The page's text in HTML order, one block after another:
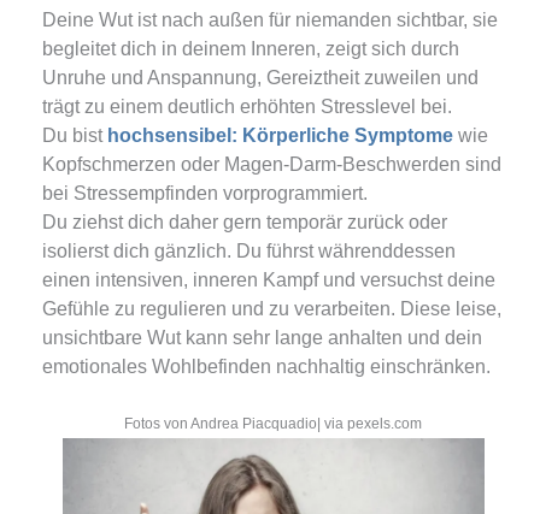
Deine Wut ist nach außen für niemanden sichtbar, sie
begleitet dich in deinem Inneren, zeigt sich durch
Unruhe und Anspannung, Gereiztheit zuweilen und
trägt zu einem deutlich erhöhten Stresslevel bei.
Du bist hochsensibel: Körperliche Symptome wie
Kopfschmerzen oder Magen-Darm-Beschwerden sind
bei Stressempfinden vorprogrammiert.
Du ziehst dich daher gern temporär zurück oder
isolierst dich gänzlich. Du führst währenddessen
einen intensiven, inneren Kampf und versuchst deine
Gefühle zu regulieren und zu verarbeiten. Diese leise,
unsichtbare Wut kann sehr lange anhalten und dein
emotionales Wohlbefinden nachhaltig einschränken.
Fotos von Andrea Piacquadio| via pexels.com